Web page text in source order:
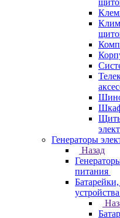
Щиты
Генераторы
Назад
питания
устройства